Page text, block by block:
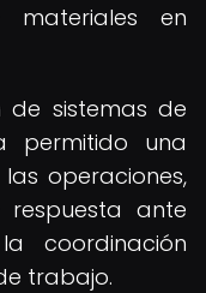
materiales en
de sistemas de
permitido una
operaciones,
ante
coordinación
trabajo.